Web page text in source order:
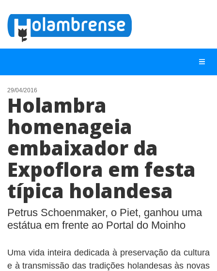
NOTÍCIAS
LISTA DIGITAL
TELEFONES ÚTEIS
ANUNCIE
29/04/2016
Holambra
homenageia
embaixador da
Expoflora em festa
típica holandesa
Petrus Schoenmaker, o Piet, ganhou uma
estátua em frente ao Portal do Moinho
Uma vida inteira dedicada à preservação da cultura
e à transmissão das tradições holandesas às novas